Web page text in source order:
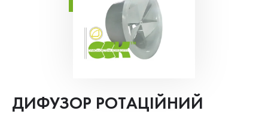
ДИФУЗОР РОТАЦІЙНИЙ